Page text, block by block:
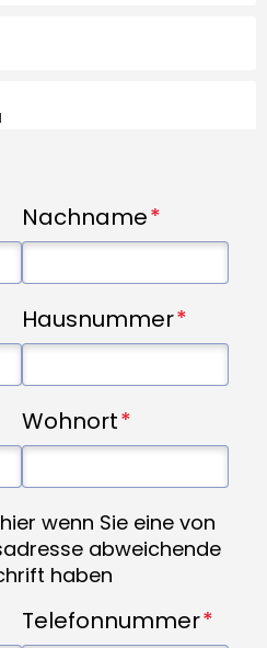
Nachname
Hausnummer
Wohnort
wenn Sie eine von
abweichende
haben
Telefonnummer